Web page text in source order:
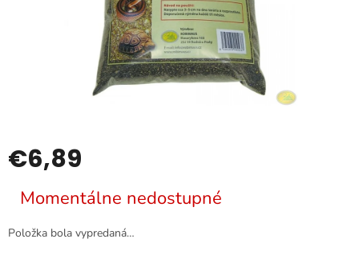
€6,89
cena:
Momentálne nedostupné
Položka bola vypredaná…